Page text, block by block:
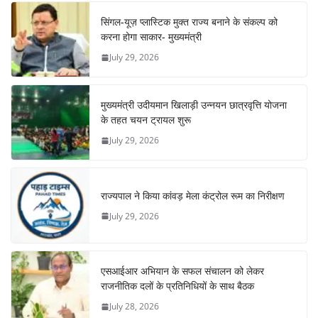
सिंगल-यूज़ प्लास्टिक मुक्त राज्य बनाने के संकल्प को
करना होगा साकार- मुख्यमंत्री
July 29, 2026
मुख्यमंत्री उदीयमान खिलाड़ी उन्नयन छात्रवृत्ति योजना
के तहत चयन ट्रायल शुरू
July 29, 2026
राज्यपाल ने किया कांवड़ मेला कंट्रोल रूम का निरीक्षण
July 29, 2026
एसआईआर अभियान के सफल संचालन को लेकर
राजनीतिक दलों के प्रतिनिधियों के साथ बैठक
July 28, 2026